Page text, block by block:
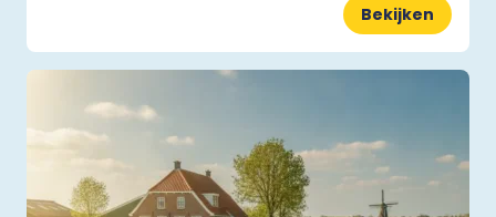
Bekijken